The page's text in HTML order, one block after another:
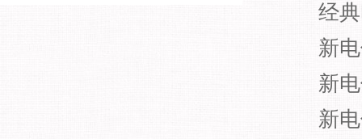
经
新
新
新